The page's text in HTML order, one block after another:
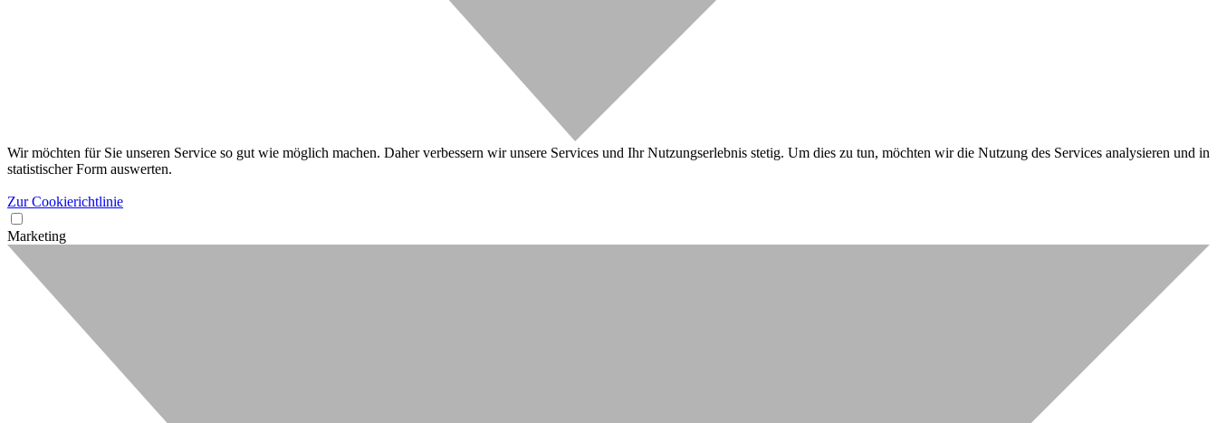
Wir möchten für Sie unseren Service so gut wie möglich machen. Daher verbessern wir unsere Services und Ihr Nutzungserlebnis stetig. Um dies zu tun, möchten wir die Nutzung des Services analysieren und in
statistischer Form auswerten.
Zur Cookierichtlinie
Marketing